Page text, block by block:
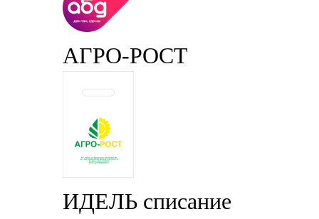
АГРО-РОСТ
ИДЕЛЬ списание